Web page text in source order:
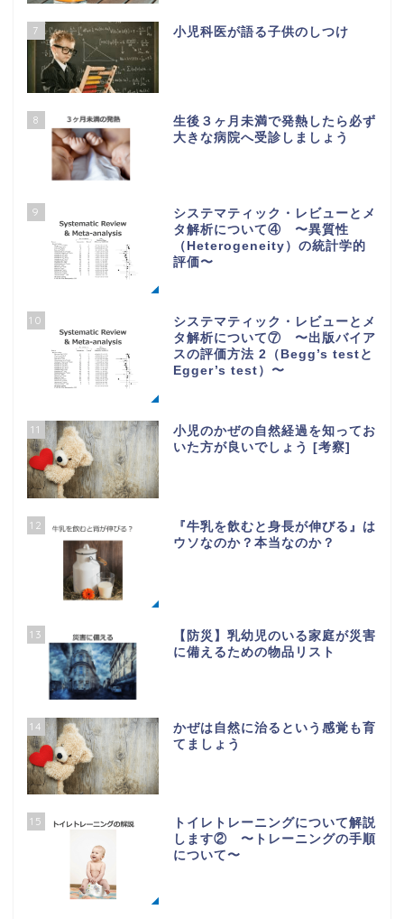
7 小児科医が語る子供のしつけ
8
生後３ヶ月未満で発熱したら必ず
大きな病院へ受診しましょう
9
システマティック・レビューとメ
タ解析について④ 〜異質性
（Heterogeneity）の統計学的
評価〜
10
システマティック・レビューとメ
タ解析について⑦ 〜出版バイア
スの評価方法 2（Begg’s testと
Egger’s test）〜
11
小児のかぜの自然経過を知ってお
いた方が良いでしょう [考察]
12
『牛乳を飲むと身長が伸びる』は
ウソなのか？本当なのか？
13
【防災】乳幼児のいる家庭が災害
に備えるための物品リスト
14
かぜは自然に治るという感覚も育
てましょう
15
トイレトレーニングについて解説
します② 〜トレーニングの手順
について〜